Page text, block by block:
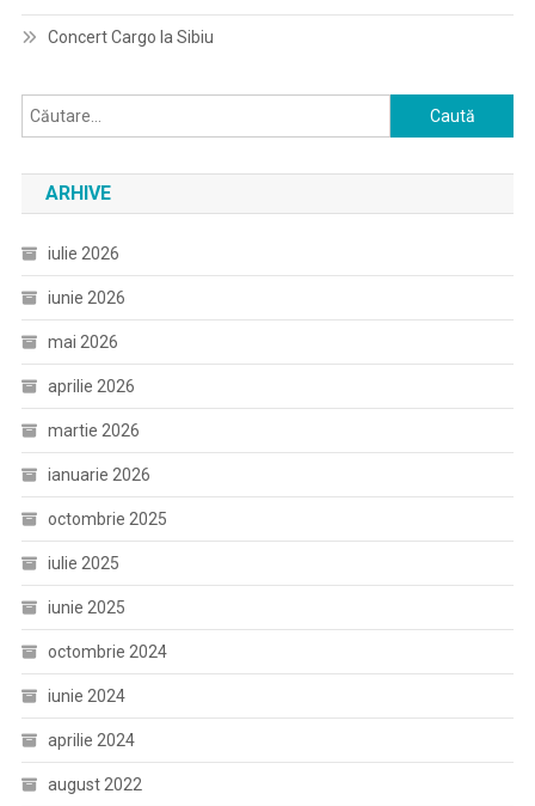
Concert Cargo la Sibiu
Caută
după:
ARHIVE
iulie 2026
iunie 2026
mai 2026
aprilie 2026
martie 2026
ianuarie 2026
octombrie 2025
iulie 2025
iunie 2025
octombrie 2024
iunie 2024
aprilie 2024
august 2022